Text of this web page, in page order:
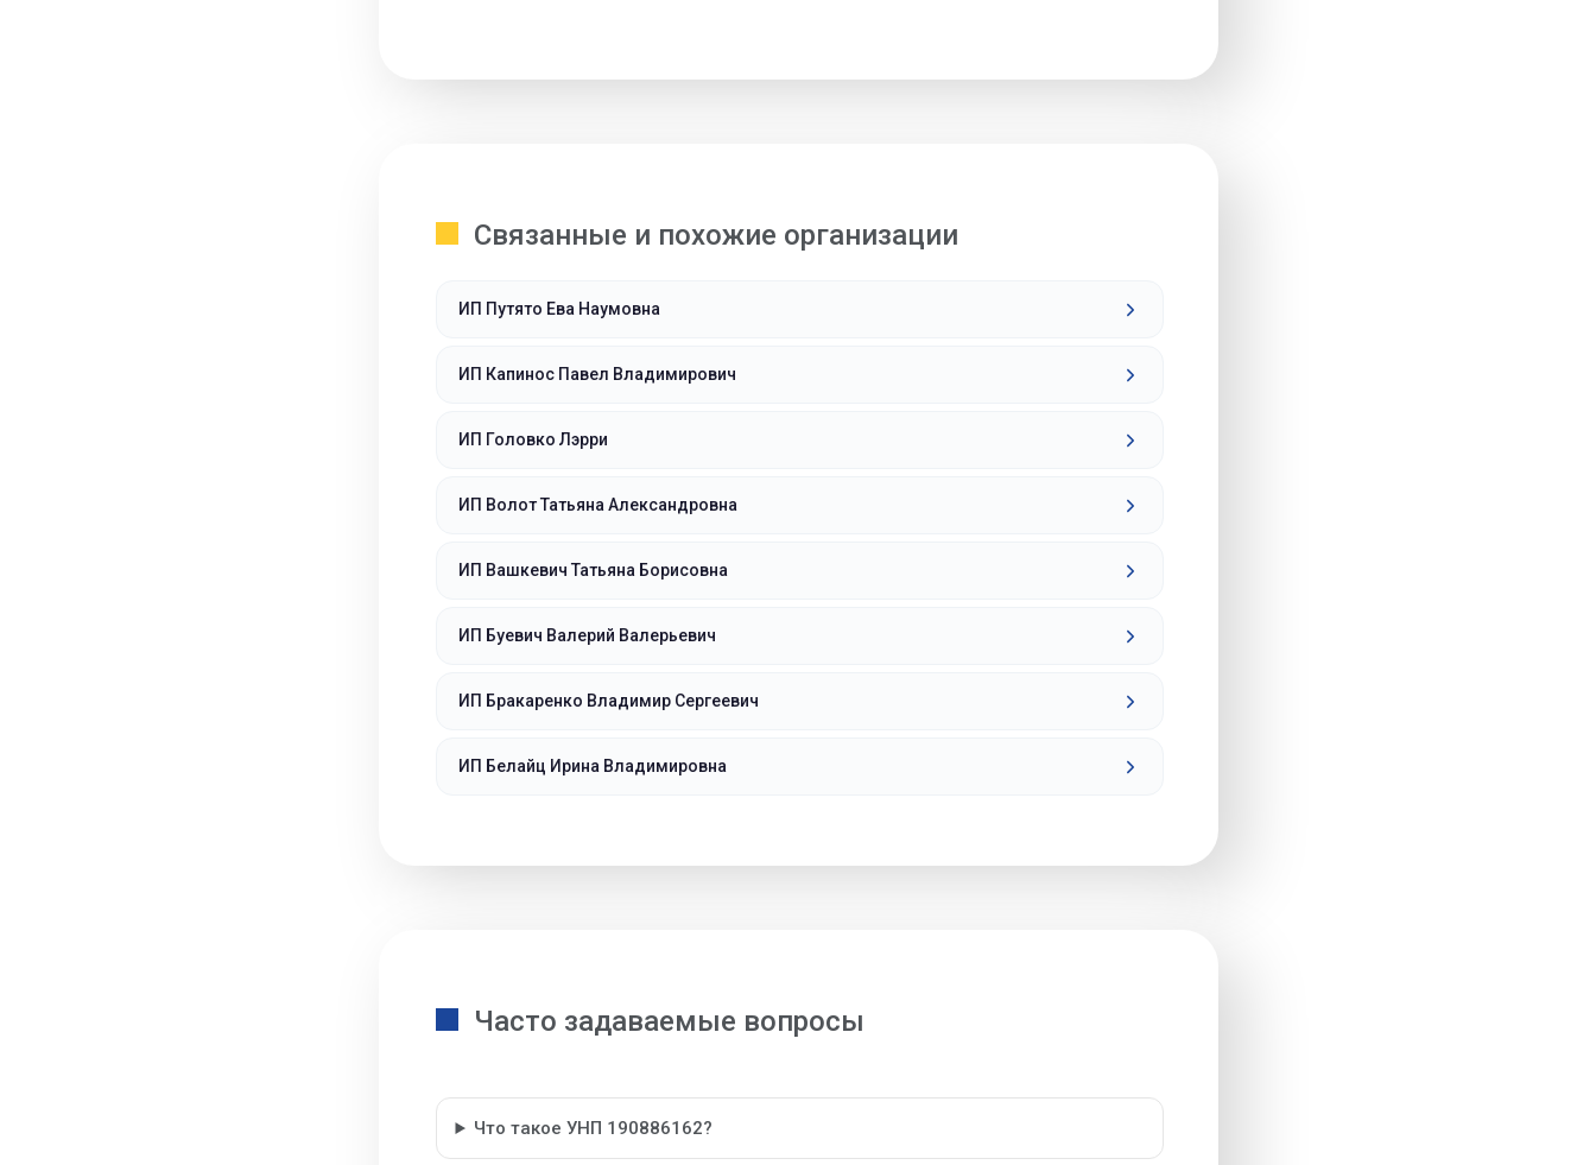
Связанные и похожие организации
ИП Путято Ева Наумовна
ИП Капинос Павел Владимирович
ИП Головко Лэрри
ИП Волот Татьяна Александровна
ИП Вашкевич Татьяна Борисовна
ИП Буевич Валерий Валерьевич
ИП Бракаренко Владимир Сергеевич
ИП Белайц Ирина Владимировна
Часто задаваемые вопросы
Что такое УНП 190886162?